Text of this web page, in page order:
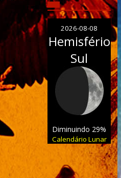
2026-08-08
Hemisfério
Sul
Diminuindo 29%
Calendário Lunar